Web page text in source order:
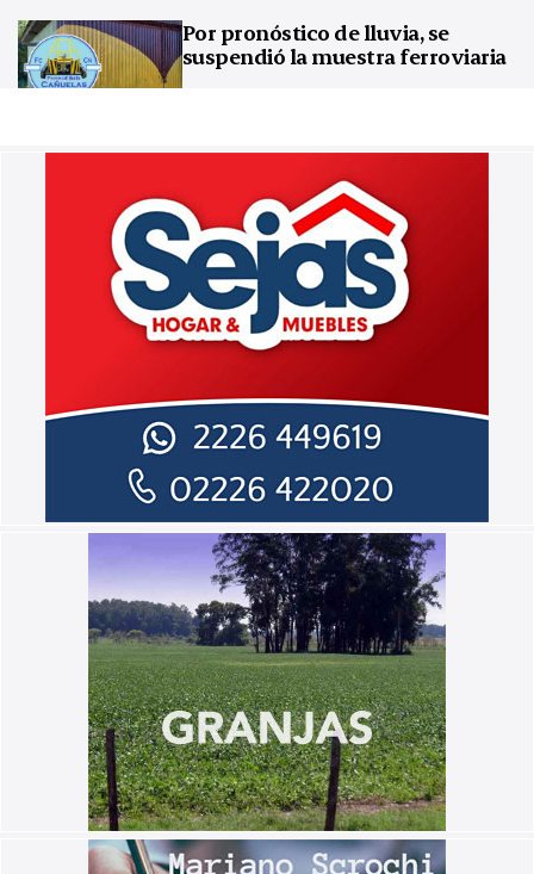
Por pronóstico de lluvia, se
suspendió la muestra ferroviaria